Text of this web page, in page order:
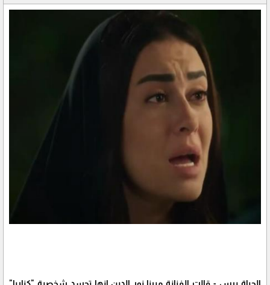
الحياة برس - قالت الفنانة ميرنا نور الدين إنها تجسد شخصية "كناريا"